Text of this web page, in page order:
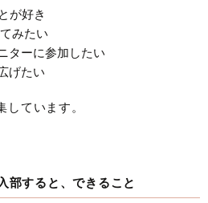
が好き
みたい
ターに参加したい
げたい
しています。
部すると、できること